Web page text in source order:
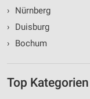
›
Nürnberg
›
Duisburg
›
Bochum
Top Kategorien